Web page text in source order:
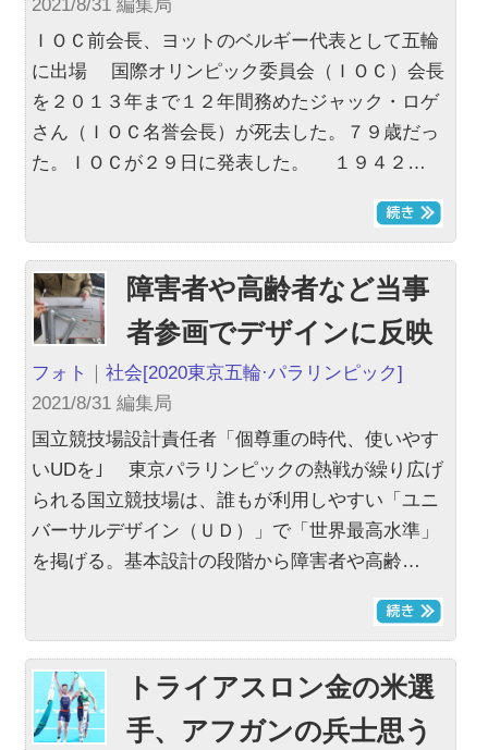
2021/8/31 編集局
ＩＯＣ前会長、ヨットのベルギー代表として五輪
に出場 国際オリンピック委員会（ＩＯＣ）会長
を２０１３年まで１２年間務めたジャック・ロゲ
さん（ＩＯＣ名誉会長）が死去した。７９歳だっ
た。ＩＯＣが２９日に発表した。 １９４２…
障害者や高齢者など当事
者参画でデザインに反映
フォト ｜社会[2020東京五輪·パラリンピック]
2021/8/31 編集局
国立競技場設計責任者「個尊重の時代、使いやす
いUDを｣ 東京パラリンピックの熱戦が繰り広げ
られる国立競技場は、誰もが利用しやすい「ユニ
バーサルデザイン（ＵＤ）」で「世界最高水準」
を掲げる。基本設計の段階から障害者や高齢…
トライアスロン金の米選
手、アフガンの兵士思う